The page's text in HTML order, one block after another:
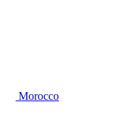
Morocco